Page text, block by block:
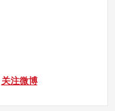
关注微博